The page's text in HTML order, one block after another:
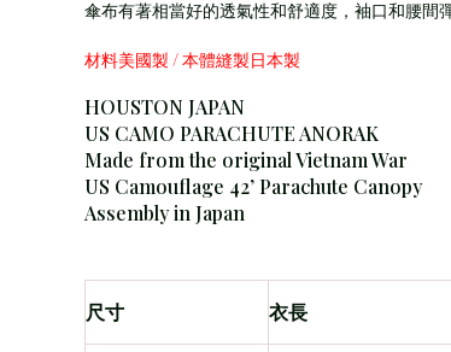
傘布有著相當好的透氣性和舒適度，袖口和腰間
材料美國製 / 本體縫製日本製
HOUSTON JAPAN
US CAMO PARACHUTE ANORAK
Made from the original Vietnam War
US Camouflage 42’ Parachute Canopy
Assembly in Japan
尺寸 衣長